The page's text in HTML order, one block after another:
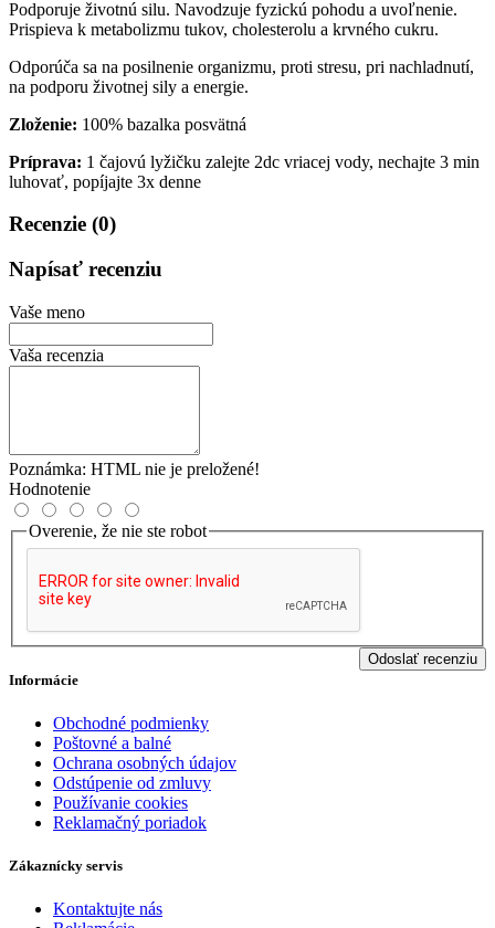
Podporuje životnú silu. Navodzuje fyzickú pohodu a uvoľnenie.
Prispieva k metabolizmu tukov, cholesterolu a krvného cukru.
Odporúča sa na posilnenie organizmu, proti stresu, pri nachladnutí,
na podporu životnej sily a energie.
Zloženie: 100% bazalka posvätná
Príprava: 1 čajovú lyžičku zalejte 2dc vriacej vody, nechajte 3 min
luhovať, popíjajte 3x denne
Recenzie (0)
Napísať recenziu
Vaše meno
Vaša recenzia
Poznámka: HTML nie je preložené!
Hodnotenie
Overenie, že nie ste robot
Odoslať recenziu
Informácie
Obchodné podmienky
Poštovné a balné
Ochrana osobných údajov
Odstúpenie od zmluvy
Používanie cookies
Reklamačný poriadok
Zákaznícky servis
Kontaktujte nás